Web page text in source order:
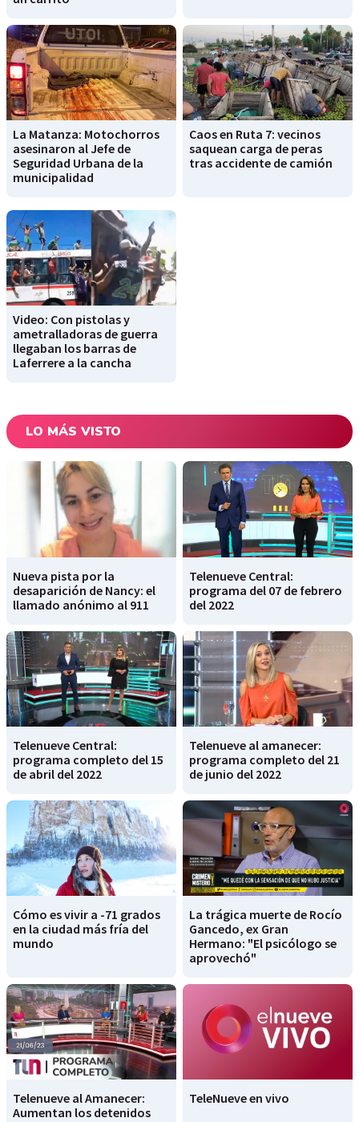
La Matanza: Motochorros
asesinaron al Jefe de
Seguridad Urbana de la
municipalidad
Caos en Ruta 7: vecinos
saquean carga de peras
tras accidente de camión
Video: Con pistolas y
ametralladoras de guerra
llegaban los barras de
Laferrere a la cancha
LO MÁS VISTO
Nueva pista por la
desaparición de Nancy: el
llamado anónimo al 911
Telenueve Central:
programa del 07 de febrero
del 2022
Telenueve Central:
programa completo del 15
de abril del 2022
Telenueve al amanecer:
programa completo del 21
de junio del 2022
Cómo es vivir a -71 grados
en la ciudad más fría del
mundo
La trágica muerte de Rocío
Gancedo, ex Gran
Hermano: "El psicólogo se
aprovechó"
Telenueve al Amanecer:
Aumentan los detenidos
TeleNueve en vivo